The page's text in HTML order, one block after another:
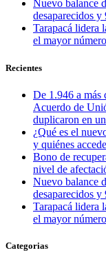
Nuevo balance
desaparecidos y
Tarapacá lidera
el mayor
Recientes
De 1.946 a más
Acuerdo de
duplicaron en
¿Qué es el
y quiénes
Bono de
nivel de
Nuevo balance
desaparecidos y
Tarapacá lidera
el mayor
Categorias